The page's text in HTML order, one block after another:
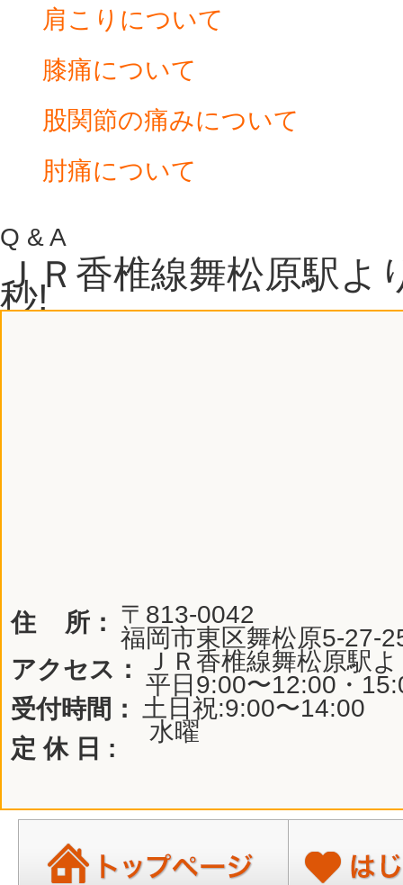
肩こりについて
膝痛について
股関節の痛みについて
肘痛について
Q & A
ＪＲ香椎線舞松原駅よ
秒!
住 所： 〒813-0042
福岡市東区舞松原5-27-
アクセス：
ＪＲ香椎線舞松原駅
受付時間：
平日9:00〜12:00・
土日祝:9:00〜14:00
定 休 日 :
水曜